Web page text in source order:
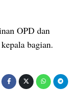
OPD dan
bagian.